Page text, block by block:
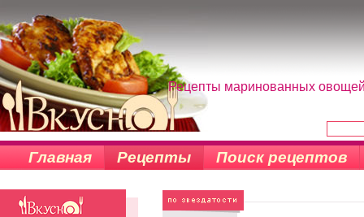
Рецепты маринованных
Главная Рецепты Поиск рецептов